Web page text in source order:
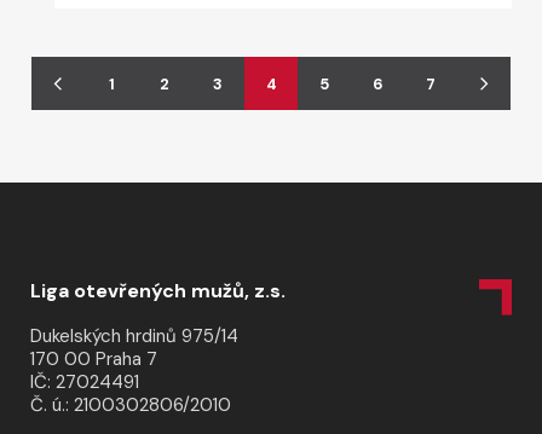
1 2 3 4 5 6 7
Liga otevřených mužů, z.s.
Dukelských hrdinů 975/14
170 00 Praha 7
IČ: 27024491
Č. ú.: 2100302806/2010